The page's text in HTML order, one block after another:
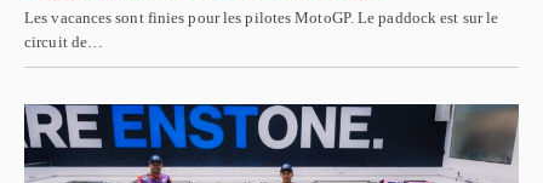
Les vacances sont finies pour les pilotes MotoGP. Le paddock est sur le
circuit de…